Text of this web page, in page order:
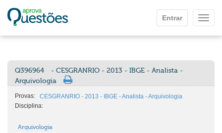
Entrar
Q396964
- CESGRANRIO - 2013 - IBGE - Analista -
Arquivologia
Provas:
CESGRANRIO - 2013 - IBGE - Analista - Arquivologia
Disciplina:
Arquivologia